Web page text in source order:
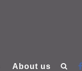
About us